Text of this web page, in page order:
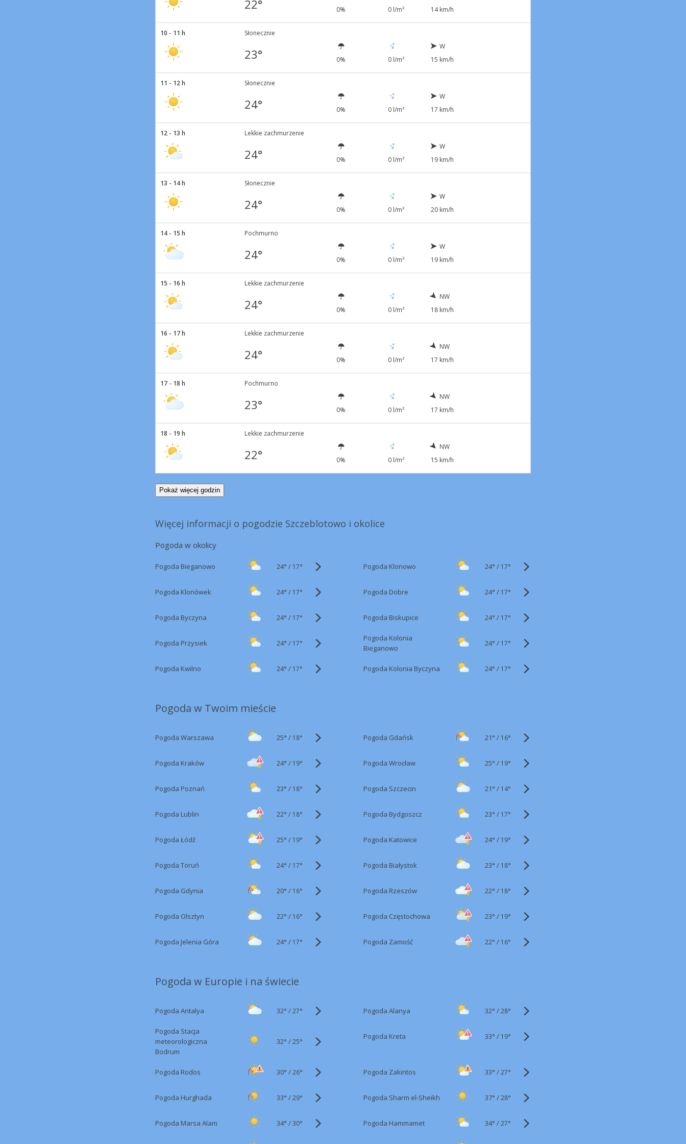
22° 0% 0 l/m²
14 km/h
10 - 11 h Słonecznie
23° 0% 0 l/m²
W
15 km/h
11 - 12 h Słonecznie
24° 0% 0 l/m²
W
17 km/h
12 - 13 h Lekkie zachmurzenie
24° 0% 0 l/m²
W
19 km/h
13 - 14 h Słonecznie
24° 0% 0 l/m²
W
20 km/h
14 - 15 h Pochmurno
24° 0% 0 l/m²
W
19 km/h
15 - 16 h Lekkie zachmurzenie
24° 0% 0 l/m²
NW
18 km/h
16 - 17 h Lekkie zachmurzenie
24° 0% 0 l/m²
NW
17 km/h
17 - 18 h Pochmurno
23° 0% 0 l/m²
NW
17 km/h
18 - 19 h Lekkie zachmurzenie
22° 0% 0 l/m²
NW
15 km/h
Pokaż więcej godzin
Więcej informacji o pogodzie Szczeblotowo i okolice
Pogoda w okolicy
Pogoda Bieganowo 24° / 17° Pogoda Klonowo 24° / 17°
Pogoda Klonówek 24° / 17° Pogoda Dobre 24° / 17°
Pogoda Byczyna 24° / 17° Pogoda Biskupice 24° / 17°
Pogoda Przysiek 24° / 17°
Pogoda Kolonia
Bieganowo
24° / 17°
Pogoda Kwilno 24° / 17° Pogoda Kolonia Byczyna 24° / 17°
Pogoda w Twoim mieście
Pogoda Warszawa 25° / 18° Pogoda Gdańsk 21° / 16°
Pogoda Kraków 24° / 19° Pogoda Wrocław 25° / 19°
Pogoda Poznań 23° / 18° Pogoda Szczecin 21° / 14°
Pogoda Lublin 22° / 18° Pogoda Bydgoszcz 23° / 17°
Pogoda Łódź 25° / 19° Pogoda Katowice 24° / 19°
Pogoda Toruń 24° / 17° Pogoda Białystok 23° / 18°
Pogoda Gdynia 20° / 16° Pogoda Rzeszów 22° / 18°
Pogoda Olsztyn 22° / 16° Pogoda Częstochowa 23° / 19°
Pogoda Jelenia Góra 24° / 17° Pogoda Zamość 22° / 16°
Pogoda w Europie i na świecie
Pogoda Antalya 32° /27° Pogoda Alanya 32° /28°
Pogoda Stacja
meteorologiczna
Bodrum
32° /25°
Pogoda Kreta 33° / 19°
Pogoda Rodos 30° /26° Pogoda Zakintos 33° /27°
Pogoda Hurghada 33° /29° Pogoda Sharm el-Sheikh 37° /28°
Pogoda Marsa Alam 34° /30° Pogoda Hammamet 34° /27°